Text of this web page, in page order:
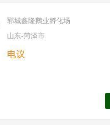
电议
郓城鑫隆鹅业孵化场
山东-菏泽市